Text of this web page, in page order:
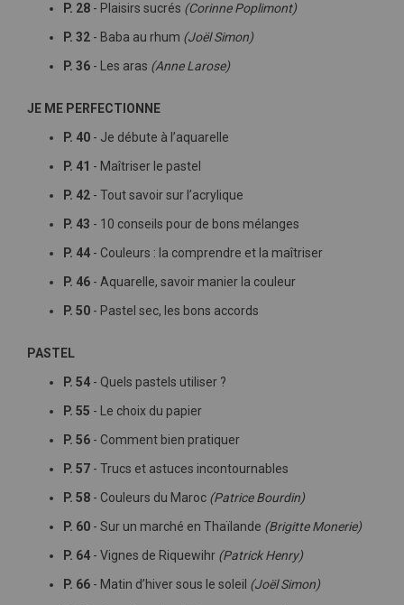
P. 28 - Plaisirs sucrés (Corinne Poplimont)
P. 32 - Baba au rhum (Joël Simon)
P. 36 - Les aras (Anne Larose)
JE ME PERFECTIONNE
P. 40 - Je débute à l’aquarelle
P. 41 - Maîtriser le pastel
P. 42 - Tout savoir sur l’acrylique
P. 43 - 10 conseils pour de bons mélanges
P. 44 - Couleurs : la comprendre et la maîtriser
P. 46 - Aquarelle, savoir manier la couleur
P. 50 - Pastel sec, les bons accords
PASTEL
P. 54 - Quels pastels utiliser ?
P. 55 - Le choix du papier
P. 56 - Comment bien pratiquer
P. 57 - Trucs et astuces incontournables
P. 58 - Couleurs du Maroc (Patrice Bourdin)
P. 60 - Sur un marché en Thaïlande (Brigitte Monerie)
P. 64 - Vignes de Riquewihr (Patrick Henry)
P. 66 - Matin d’hiver sous le soleil (Joël Simon)